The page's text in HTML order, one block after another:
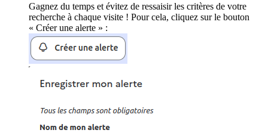
Gagnez du temps et évitez de ressaisir les critères de votre
recherche à chaque visite ! Pour cela, cliquez sur le bouton
« Créer une alerte » :